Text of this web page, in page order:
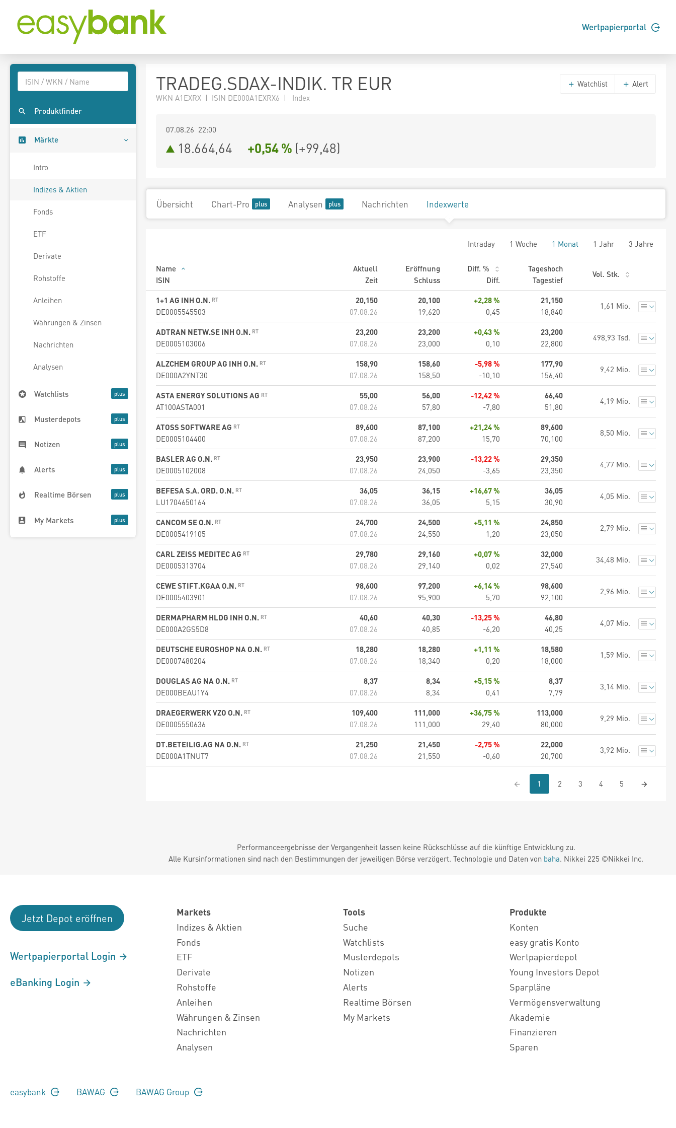
Wertpapierportal
Produktfinder
Märkte
Intro
Indizes & Aktien
Fonds
ETF
Derivate
Rohstoffe
Anleihen
Währungen & Zinsen
Nachrichten
Analysen
Watchlists
Musterdepots
Notizen
Alerts
Realtime Börsen
My Markets
TRADEG.SDAX-INDIK. TR EUR
WKN A1EXRX | ISIN DE000A1EXRX6 | Index
Watchlist Alert
07.08.26 22:00
18.664,64 +0,54 % (+99,48)
Übersicht Chart-Pro Analysen Nachrichten Indexwerte
Intraday 1 Woche 1 Monat 1 Jahr 3 Jahre
Name
ISIN
Aktuell
Zeit
Eröffnung
Schluss
Diff. %
Diff.
Tageshoch
Tagestief
Vol. Stk.
1+1 AG INH O.N.
DE0005545503
20,150
07.08.26
20,100
19,620
+2,28 %
0,45
21,150
18,840
1,61 Mio.
ADTRAN NETW.SE INH O.N.
DE0005103006
23,200
07.08.26
23,200
23,000
+0,43 %
0,10
23,200
22,800
498,93 Tsd.
ALZCHEM GROUP AG INH O.N.
DE000A2YNT30
158,90
07.08.26
158,60
158,50
-5,98 %
-10,10
177,90
156,40
9,42 Mio.
ASTA ENERGY SOLUTIONS AG
AT100ASTA001
55,00
07.08.26
56,00
57,80
-12,42 %
-7,80
66,40
51,80
4,19 Mio.
ATOSS SOFTWARE AG
DE0005104400
89,600
07.08.26
87,100
87,200
+21,24 %
15,70
89,600
70,100
8,50 Mio.
BASLER AG O.N.
DE0005102008
23,950
07.08.26
23,900
24,050
-13,22 %
-3,65
29,350
23,350
4,77 Mio.
BEFESA S.A. ORD. O.N.
LU1704650164
36,05
07.08.26
36,15
36,05
+16,67 %
5,15
36,05
30,90
4,05 Mio.
CANCOM SE O.N.
DE0005419105
24,700
07.08.26
24,500
24,550
+5,11 %
1,20
24,850
23,050
2,79 Mio.
CARL ZEISS MEDITEC AG
DE0005313704
29,780
07.08.26
29,160
29,140
+0,07 %
0,02
32,000
27,540
34,48 Mio.
CEWE STIFT.KGAA O.N.
DE0005403901
98,600
07.08.26
97,200
95,900
+6,14 %
5,70
98,600
92,100
2,96 Mio.
DERMAPHARM HLDG INH O.N.
DE000A2GS5D8
40,60
07.08.26
40,30
40,85
-13,25 %
-6,20
46,80
40,25
4,07 Mio.
DEUTSCHE EUROSHOP NA O.N.
DE0007480204
18,280
07.08.26
18,280
18,340
+1,11 %
0,20
18,580
18,000
1,59 Mio.
DOUGLAS AG NA O.N.
DE000BEAU1Y4
8,37
07.08.26
8,34
8,34
+5,15 %
0,41
8,37
7,79
3,14 Mio.
DRAEGERWERK VZO O.N.
DE0005550636
109,400
07.08.26
111,000
111,000
+36,75 %
29,40
113,000
80,000
9,29 Mio.
DT.BETEILIG.AG NA O.N.
DE000A1TNUT7
21,250
07.08.26
21,450
21,550
-2,75 %
-0,60
22,000
20,700
3,92 Mio.
1 2 3 4 5
Performanceergebnisse der Vergangenheit lassen keine Rückschlüsse auf die künftige Entwicklung zu.
Alle Kursinformationen sind nach den Bestimmungen der jeweiligen Börse verzögert. Technologie und Daten von baha. Nikkei 225 ©Nikkei Inc.
Jetzt Depot eröffnen
Wertpapierportal Login
eBanking Login
Markets
Indizes & Aktien
Fonds
ETF
Derivate
Rohstoffe
Anleihen
Währungen & Zinsen
Nachrichten
Analysen
Tools
Suche
Watchlists
Musterdepots
Notizen
Alerts
Realtime Börsen
My Markets
Produkte
Konten
easy gratis Konto
Wertpapierdepot
Young Investors Depot
Sparpläne
Vermögensverwaltung
Akademie
Finanzieren
Sparen
easybank BAWAG BAWAG Group